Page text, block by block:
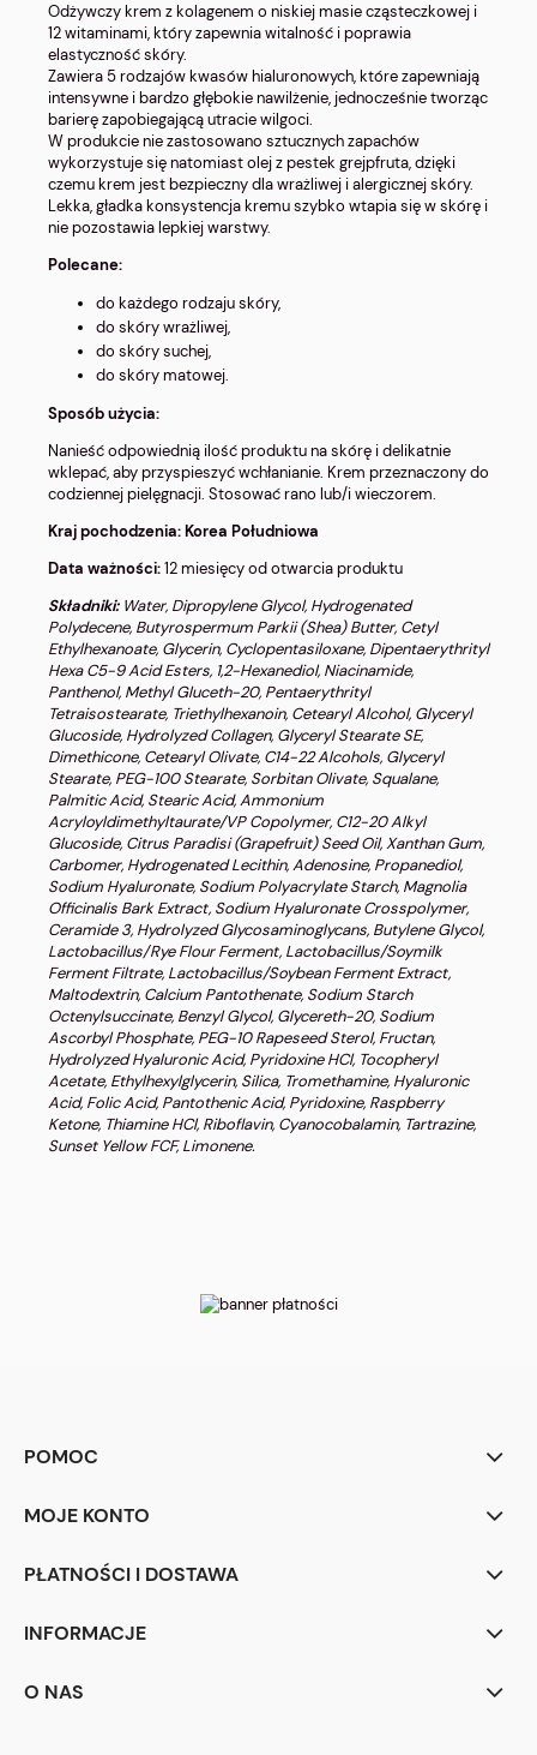
Odżywczy krem z kolagenem o niskiej masie cząsteczkowej i
12 witaminami, który zapewnia witalność i poprawia
elastyczność skóry.
Zawiera 5 rodzajów kwasów hialuronowych, które zapewniają
intensywne i bardzo głębokie nawilżenie, jednocześnie tworząc
barierę zapobiegającą utracie wilgoci.
W produkcie nie zastosowano sztucznych zapachów
wykorzystuje się natomiast olej z pestek grejpfruta, dzięki
czemu krem jest bezpieczny dla wrażliwej i alergicznej skóry.
Lekka, gładka konsystencja kremu szybko wtapia się w skórę i
nie pozostawia lepkiej warstwy.
Polecane:
do każdego rodzaju skóry,
do skóry wrażliwej,
do skóry suchej,
do skóry matowej.
Sposób użycia:
Nanieść odpowiednią ilość produktu na skórę i delikatnie
wklepać, aby przyspieszyć wchłanianie. Krem przeznaczony do
codziennej pielęgnacji. Stosować rano lub/i wieczorem.
Kraj pochodzenia: Korea Południowa
Data ważności:12 miesięcy od otwarcia produktu
Składniki:Water, Dipropylene Glycol, Hydrogenated
Polydecene, Butyrospermum Parkii (Shea) Butter, Cetyl
Ethylhexanoate, Glycerin, Cyclopentasiloxane, Dipentaerythrityl
Hexa C5-9 Acid Esters, 1,2-Hexanediol, Niacinamide,
Panthenol, Methyl Gluceth-20, Pentaerythrityl
Tetraisostearate, Triethylhexanoin, Cetearyl Alcohol, Glyceryl
Glucoside, Hydrolyzed Collagen, Glyceryl Stearate SE,
Dimethicone, Cetearyl Olivate, C14-22 Alcohols, Glyceryl
Stearate, PEG-100 Stearate, Sorbitan Olivate, Squalane,
Palmitic Acid, Stearic Acid, Ammonium
Acryloyldimethyltaurate/VP Copolymer, C12-20 Alkyl
Glucoside, Citrus Paradisi (Grapefruit) Seed Oil, Xanthan Gum,
Carbomer, Hydrogenated Lecithin, Adenosine, Propanediol,
Sodium Hyaluronate, Sodium Polyacrylate Starch, Magnolia
Officinalis Bark Extract, Sodium Hyaluronate Crosspolymer,
Ceramide 3, Hydrolyzed Glycosaminoglycans, Butylene Glycol,
Lactobacillus/Rye Flour Ferment, Lactobacillus/Soymilk
Ferment Filtrate, Lactobacillus/Soybean Ferment Extract,
Maltodextrin, Calcium Pantothenate, Sodium Starch
Octenylsuccinate, Benzyl Glycol, Glycereth-20, Sodium
Ascorbyl Phosphate, PEG-10 Rapeseed Sterol, Fructan,
Hydrolyzed Hyaluronic Acid, Pyridoxine HCl, Tocopheryl
Acetate, Ethylhexylglycerin, Silica, Tromethamine, Hyaluronic
Acid, Folic Acid, Pantothenic Acid, Pyridoxine, Raspberry
Ketone, Thiamine HCl, Riboflavin, Cyanocobalamin, Tartrazine,
Sunset Yellow FCF, Limonene.
POMOC
MOJE KONTO
PŁATNOŚCI I DOSTAWA
INFORMACJE
O NAS